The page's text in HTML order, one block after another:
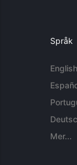
Språk
English
Mer...